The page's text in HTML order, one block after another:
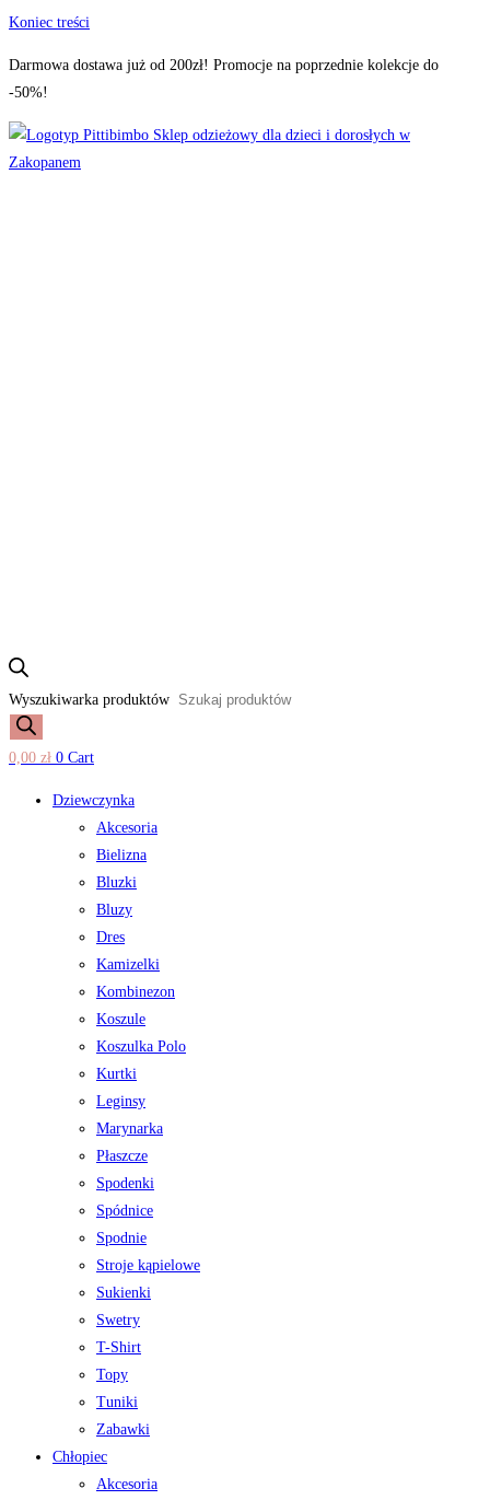
Koniec treści
Darmowa dostawa już od 200zł! Promocje na poprzednie kolekcje do
-50%!
Wyszukiwarka produktów
0,00 zł 0 Cart
Dziewczynka
Akcesoria
Bielizna
Bluzki
Bluzy
Dres
Kamizelki
Kombinezon
Koszule
Koszulka Polo
Kurtki
Leginsy
Marynarka
Płaszcze
Spodenki
Spódnice
Spodnie
Stroje kąpielowe
Sukienki
Swetry
T-Shirt
Topy
Tuniki
Zabawki
Chłopiec
Akcesoria